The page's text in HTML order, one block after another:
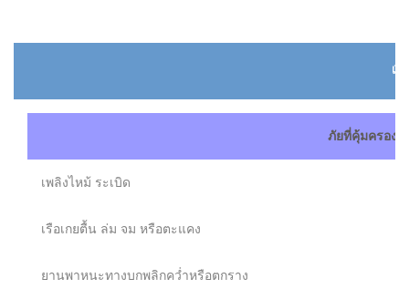
เงื่
ภัยที่คุ้มครอง
เพลิงไหม้ ระเบิด
เรือเกยตื้น ล่ม จม หรือตะแคง
ยานพาหนะทางบกพลิกคว่ำหรือตกราง